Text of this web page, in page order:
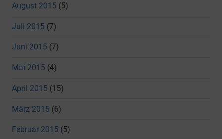
August 2015 (5)
Juli 2015 (7)
Juni 2015 (7)
Mai 2015 (4)
April 2015 (15)
März 2015 (6)
Februar 2015 (5)